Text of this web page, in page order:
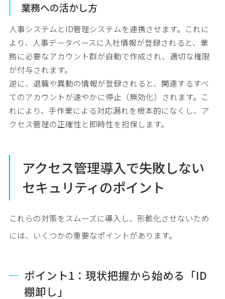
業務への活かし方
人事システムとID管理システムを連携させます。これに
より、人事データベースに入社情報が登録されると、業
務に必要なアカウント群が自動で作成され、適切な権限
が付与されます。
逆に、退職や異動の情報が登録されると、関連するすべ
てのアカウントが速やかに停止（無効化）されます。こ
れにより、手作業による対応漏れを根本的になくし、ア
クセス管理の正確性と即時性を担保します。
アクセス管理導入で失敗しない
セキュリティのポイント
これらの対策をスムーズに導入し、形骸化させないため
には、いくつかの重要なポイントがあります。
ポイント1：現状把握から始める「ID
棚卸し」